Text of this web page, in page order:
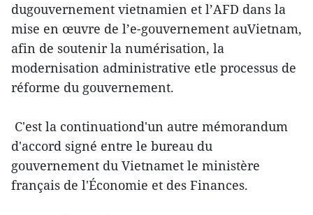
dugouvernement vietnamien et l’AFD dans la
mise en œuvre de l’e-gouvernement auVietnam,
afin de soutenir la numérisation, la
modernisation administrative etle processus de
réforme du gouvernement.
C'est la continuationd'un autre mémorandum
d'accord signé entre le bureau du
gouvernement du Vietnamet le ministère
français de l'Économie et des Finances.